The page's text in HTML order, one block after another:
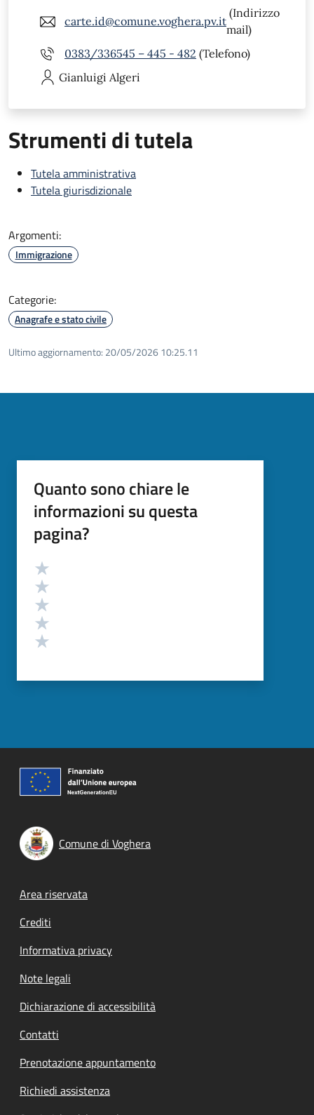
carte.id@comune.voghera.pv.it
(Indirizzo
mail)
0383/336545 – 445 - 482 (Telefono)
Gianluigi Algeri
Strumenti di tutela
Tutela amministrativa
Tutela giurisdizionale
Argomenti:
Immigrazione
Categorie:
Anagrafe e stato civile
Ultimo aggiornamento: 20/05/2026 10:25.11
Quanto sono chiare le
informazioni su questa
pagina?
Valutazione
Comune di Voghera
Footer menu
Area riservata
Crediti
Informativa privacy
Note legali
Dichiarazione di accessibilità
Contatti
Prenotazione appuntamento
Richiedi assistenza